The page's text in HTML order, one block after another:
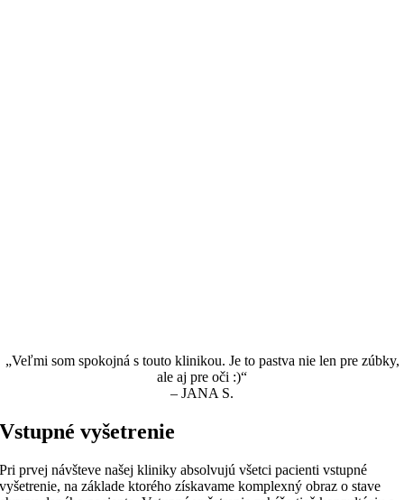
„Veľmi som spokojná s touto klinikou. Je to pastva nie len pre zúbky,
ale aj pre oči :)“
– JANA S.
Vstupné vyšetrenie
Pri prvej návšteve našej kliniky absolvujú všetci pacienti vstupné
vyšetrenie, na základe ktorého získavame komplexný obraz o stave